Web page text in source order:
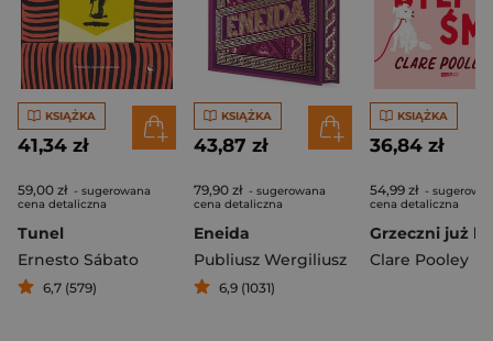
KSIĄŻKA
41,34 zł
59,00 zł - sugerowana
cena detaliczna
Tunel
Ernesto Sábato
6,7 (579)
KSIĄŻKA
43,87 zł
79,90 zł - sugerowana
cena detaliczna
Eneida
Publiusz Wergiliusz
6,9 (1031)
KSIĄŻKA
36,84 zł
54,99 zł -
cena detaliczna
Clare Pooley